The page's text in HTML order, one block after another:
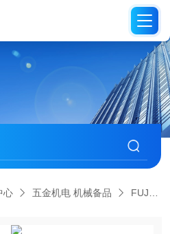
心 五金机电 机械备品 FUJIKIN日本